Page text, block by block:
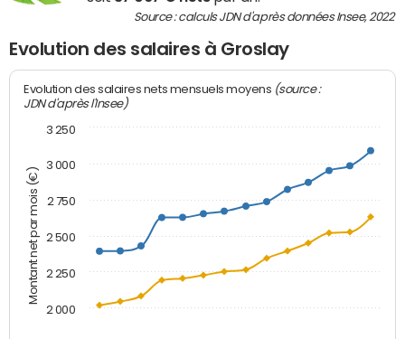
Source : calculs JDN d'après données Insee, 2022
Evolution des salaires à Groslay
Montant net par mois (€)
Evolution des salaires nets mensuels moyens (source :
JDN d'après l'Insee)
2 000
2 250
2 500
2 750
3 000
3 250